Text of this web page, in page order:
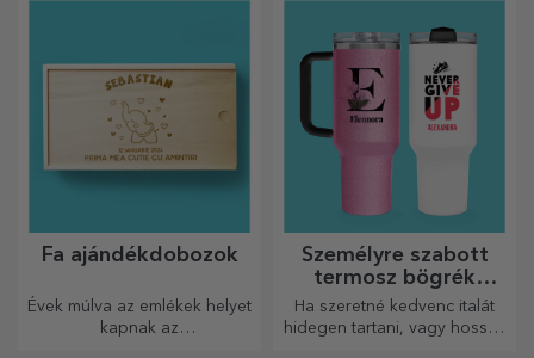
üdvözlőkártyával.
Fa ajándékdobozok
Évek múlva az emlékek helyet
kapnak az
Személyre szabott
termosz bögrék
fogantyúval és
szívószállal
Ha szeretné kedvenc italát
hidegen tartani, vagy hosszú